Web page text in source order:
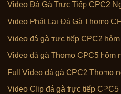
Video Đá Gà Trực Tiếp CPC2
Video Phát Lại Đá Gà Thomo
Video đá gà trực tiếp CPC2
Video đá gà Thomo CPC5 hôm
Full Video đá gà CPC2 Thomo
Video Clip đá gà trực tiếp CPC5